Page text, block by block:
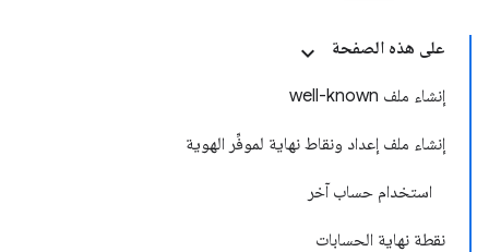
على هذه الصفحة
إنشاء ملف well-known
إنشاء ملف إعداد ونقاط نهاية لموفِّر الهوية
استخدام حساب آخر
نقطة نهاية الحسابات